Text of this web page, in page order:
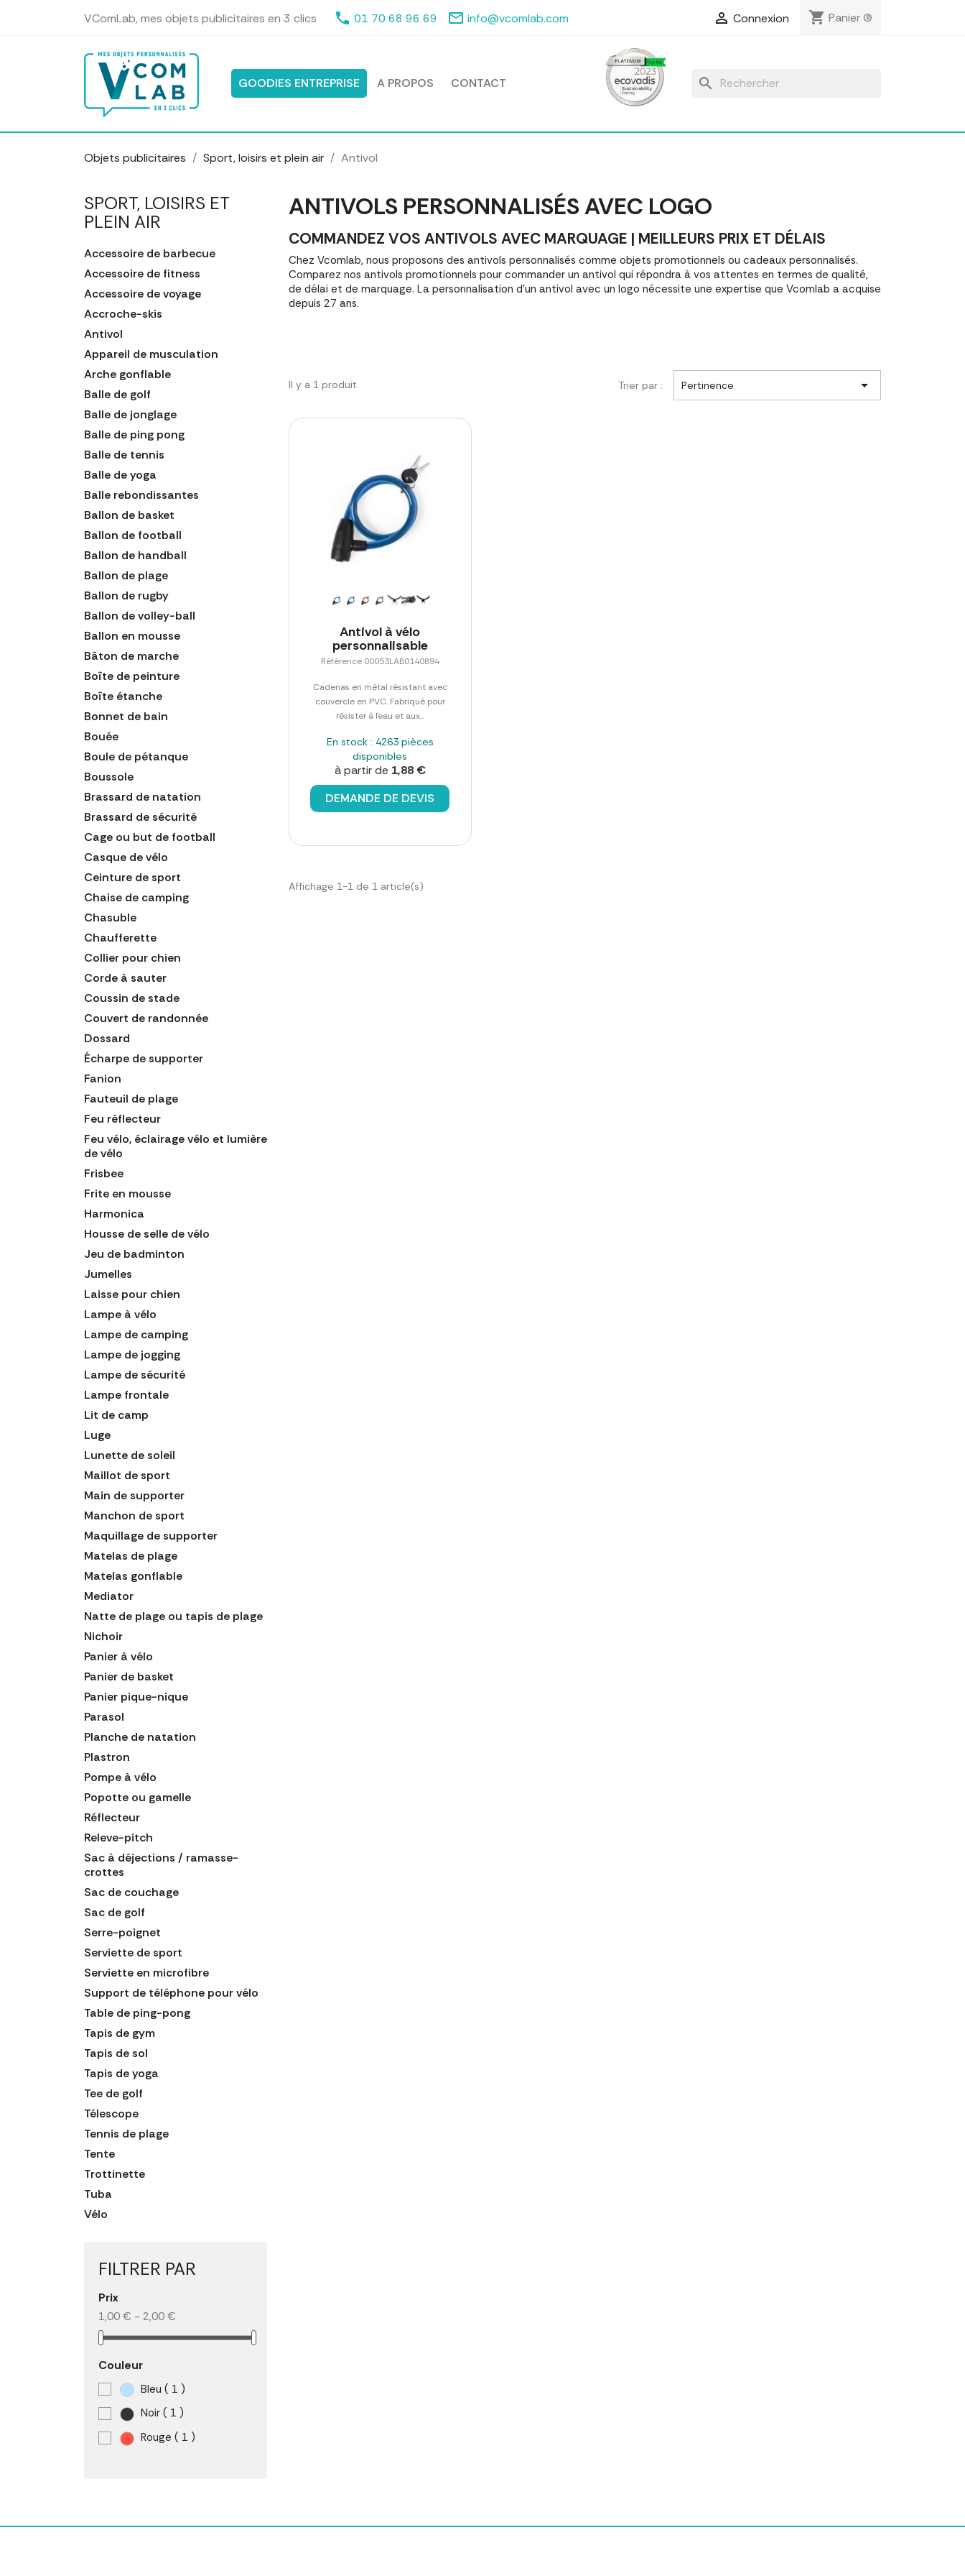
VComLab, mes objets publicitaires en 3 clics phone 01 70 68 96 69 mail_outline info@vcomlab.com  Connexion shopping_cart Panier(0)
GOODIES ENTREPRISE A PROPOS CONTACT search
Objets publicitaires Sport, loisirs et plein air Antivol
SPORT, LOISIRS ET
PLEIN AIR
Accessoire de barbecue
Accessoire de fitness
Accessoire de voyage
Accroche-skis
Antivol
Appareil de musculation
Arche gonflable
Balle de golf
Balle de jonglage
Balle de ping pong
Balle de tennis
Balle de yoga
Balle rebondissantes
Ballon de basket
Ballon de football
Ballon de handball
Ballon de plage
Ballon de rugby
Ballon de volley-ball
Ballon en mousse
Bâton de marche
Boîte de peinture
Boîte étanche
Bonnet de bain
Bouée
Boule de pétanque
Boussole
Brassard de natation
Brassard de sécurité
Cage ou but de football
Casque de vélo
Ceinture de sport
Chaise de camping
Chasuble
Chaufferette
Collier pour chien
Corde à sauter
Coussin de stade
Couvert de randonnée
Dossard
Écharpe de supporter
Fanion
Fauteuil de plage
Feu réflecteur
Feu vélo, éclairage vélo et lumière
de vélo
Frisbee
Frite en mousse
Harmonica
Housse de selle de vélo
Jeu de badminton
Jumelles
Laisse pour chien
Lampe à vélo
Lampe de camping
Lampe de jogging
Lampe de sécurité
Lampe frontale
Lit de camp
Luge
Lunette de soleil
Maillot de sport
Main de supporter
Manchon de sport
Maquillage de supporter
Matelas de plage
Matelas gonflable
Mediator
Natte de plage ou tapis de plage
Nichoir
Panier à vélo
Panier de basket
Panier pique-nique
Parasol
Planche de natation
Plastron
Pompe à vélo
Popotte ou gamelle
Réflecteur
Releve-pitch
Sac à déjections / ramasse-
crottes
Sac de couchage
Sac de golf
Serre-poignet
Serviette de sport
Serviette en microfibre
Support de téléphone pour vélo
Table de ping-pong
Tapis de gym
Tapis de sol
Tapis de yoga
Tee de golf
Télescope
Tennis de plage
Tente
Trottinette
Tuba
Vélo
FILTRER PAR
Prix
1,00 € - 2,00 €
Couleur
Bleu ( 1 )
Noir ( 1 )
Rouge ( 1 )
ANTIVOLS PERSONNALISÉS AVEC LOGO
COMMANDEZ VOS ANTIVOLS AVEC MARQUAGE | MEILLEURS PRIX ET DÉLAIS
Chez Vcomlab, nous proposons des antivols personnalisés comme objets promotionnels ou cadeaux personnalisés.
Comparez nos antivols promotionnels pour commander un antivol qui répondra à vos attentes en termes de qualité,
de délai et de marquage. La personnalisation d'un antivol avec un logo nécessite une expertise que Vcomlab a acquise
depuis 27 ans.
Il y a 1 produit. Trier par : Pertinence 
Antivol à vélo
personnalisable
Référence 00053LAB0140894
Cadenas en métal résistant avec
couvercle en PVC. Fabriqué pour
résister à l´eau et aux...
En stock : 4263 pièces
disponibles
à partir de 1,88 €
DEMANDE DE DEVIS
Affichage 1-1 de 1 article(s)